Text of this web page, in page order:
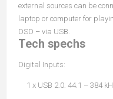
external sources can be
laptop or computer for
DSD – via USB.
Tech spechs
Digital Inputs:
1 x USB 2.0: 44.1 – 384